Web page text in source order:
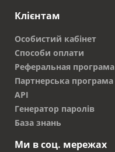
Клієнтам
Особистий кабінет
Способи оплати
Реферальная програма
Партнерська програма
API
Генератор паролів
База знань
Ми в соц. мережах